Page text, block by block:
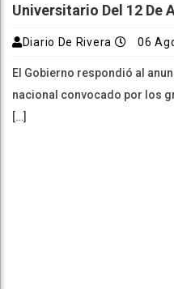
Universitario Del 12 De
Diario De Rivera 06
El Gobierno respondió al
nacional convocado por los
[…]